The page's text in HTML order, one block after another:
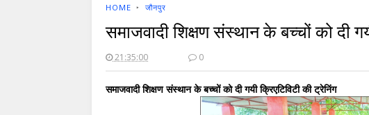
HOME ‣ जौनपुर
समाजवादी शिक्षण संस्थान के बच्चों को दी
21:35:00 0
समाजवादी शिक्षण संस्थान के बच्चों को दी गयी क्रिएटिविटी की ट्रेनिंग